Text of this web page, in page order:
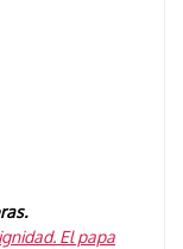
El papa